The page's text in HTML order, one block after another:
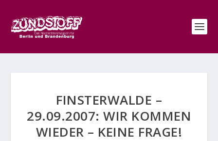
FINSTERWALDE –
29.09.2007: WIR KOMMEN
WIEDER – KEINE FRAGE!